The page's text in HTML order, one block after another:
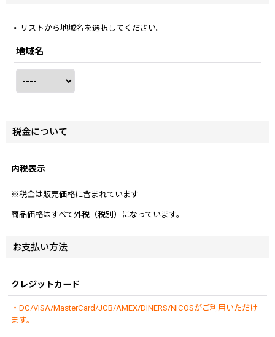
リストから地域名を選択してください。
地域名
税金について
内税表示
※税金は販売価格に含まれています
商品価格はすべて外税（税別）になっています。
お支払い方法
クレジットカード
・DC/VISA/MasterCard/JCB/AMEX/DINERS/NICOSがご利用いただけ
ます。